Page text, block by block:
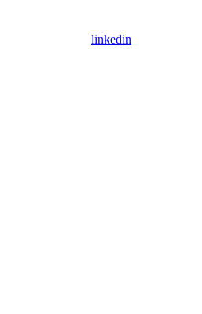
linkedin